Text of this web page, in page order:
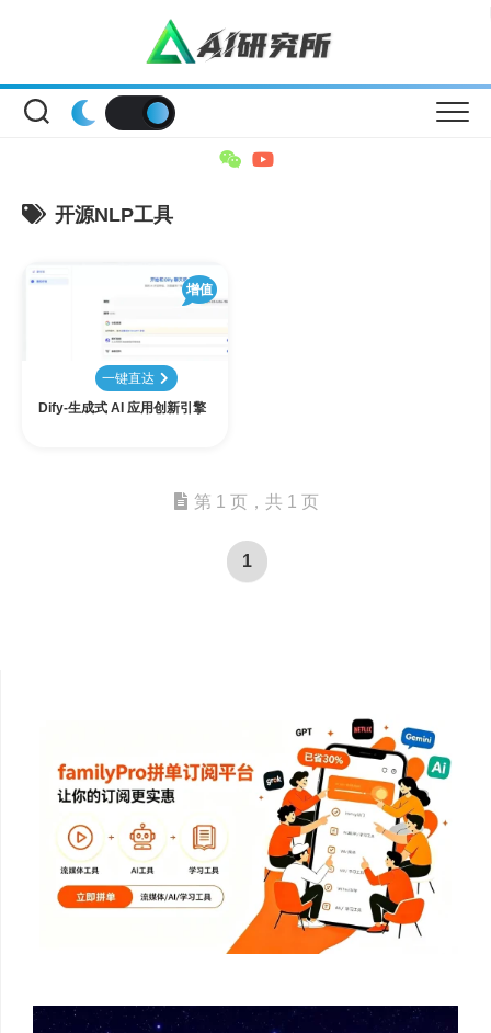
开源NLP工具
增值
一键直达
Dify-生成式 AI 应用创新引擎
第 1 页，共 1 页
1